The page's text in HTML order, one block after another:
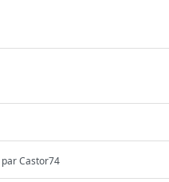
parCastor74